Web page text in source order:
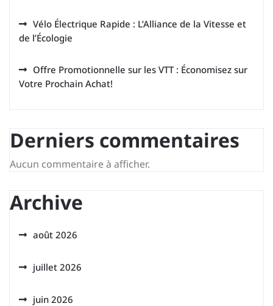
Vélo Électrique Rapide : L’Alliance de la Vitesse et
de l’Écologie
Offre Promotionnelle sur les VTT : Économisez sur
Votre Prochain Achat!
Derniers commentaires
Aucun commentaire à afficher.
Archive
août 2026
juillet 2026
juin 2026